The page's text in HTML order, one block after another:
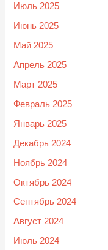
Июль 2025
Июнь 2025
Май 2025
Апрель 2025
Март 2025
Февраль 2025
Январь 2025
Декабрь 2024
Ноябрь 2024
Октябрь 2024
Сентябрь 2024
Август 2024
Июль 2024